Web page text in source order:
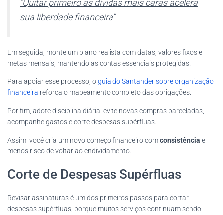
“Quitar primeiro as dívidas mais caras acelera
sua liberdade financeira”
Em seguida, monte um plano realista com datas, valores fixos e
metas mensais, mantendo as contas essenciais protegidas.
Para apoiar esse processo, oguia do Santander sobre organização
financeira reforça o mapeamento completo das obrigações.
Por fim, adote disciplina diária: evite novas compras parceladas,
acompanhe gastos e corte despesas supérfluas.
Assim, você cria um novo começo financeiro comconsistência e
menos risco de voltar ao endividamento.
Corte de Despesas Supérfluas
Revisar assinaturas é um dos primeiros passos para cortar
despesas supérfluas, porque muitos serviços continuam sendo